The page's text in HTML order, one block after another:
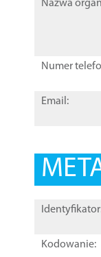
Nazwa
Numer
Email:
Kodowanie: